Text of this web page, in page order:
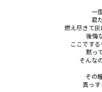
一
君
燃え尽きて
後悔
ここです
黙っ
そんな
その
真っ